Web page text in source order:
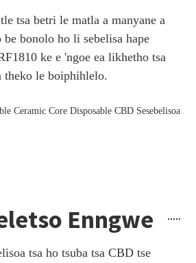
tsa betri le matla a manyane a
bonolo ho li sebelisa hape
ke e 'ngoe ea likhetho tsa
theko le boiphihlelo.
Enngwe
tsa ho tsuba tsa CBD tse